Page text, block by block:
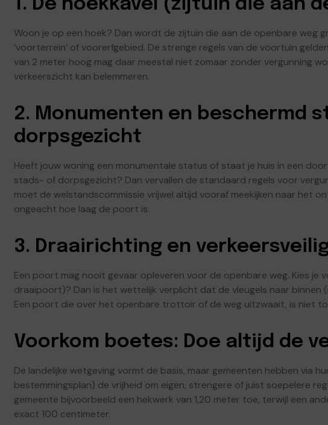
1. De hoekkavel (zijtuin die aan
Woon je op een hoek? Dan wordt de zijtuin die aan de openbare weg
‘voorterrein’ of voorerfgebied. De strenge regels van de voortuin
van 2 meter hoog mag daar meestal niet zomaar zonder vergunning
verkeerszicht kan belemmeren.
2. Monumenten en beschermd
dorpsgezicht
Heeft jouw woning een monumentale status of staat je huis in een
stads- of dorpsgezicht? Dan vervallen de standaard regels voor
moet de welstandscommissie vrijwel altijd vooraf meekijken naar het
ongeacht hoe laag de poort is.
3. Draairichting en
Een poort mag nooit gevaar opleveren voor de openbare weg. Kies je
draaipoort)? Dan is het wettelijk verplicht dat de vleugels naar binnen
Een poort die over het openbare trottoir of de weg uitzwaait, is niet
Voorkom boetes: Doe altijd de
De landelijke wetgeving vormt de basis, maar gemeenten hebben via
bestemmingsplan) de vrijheid om eigen, strengere of juist soepelere
gemeente bijvoorbeeld een hekwerk van 1,20 meter toe, terwijl een
exact 100 centimeter.